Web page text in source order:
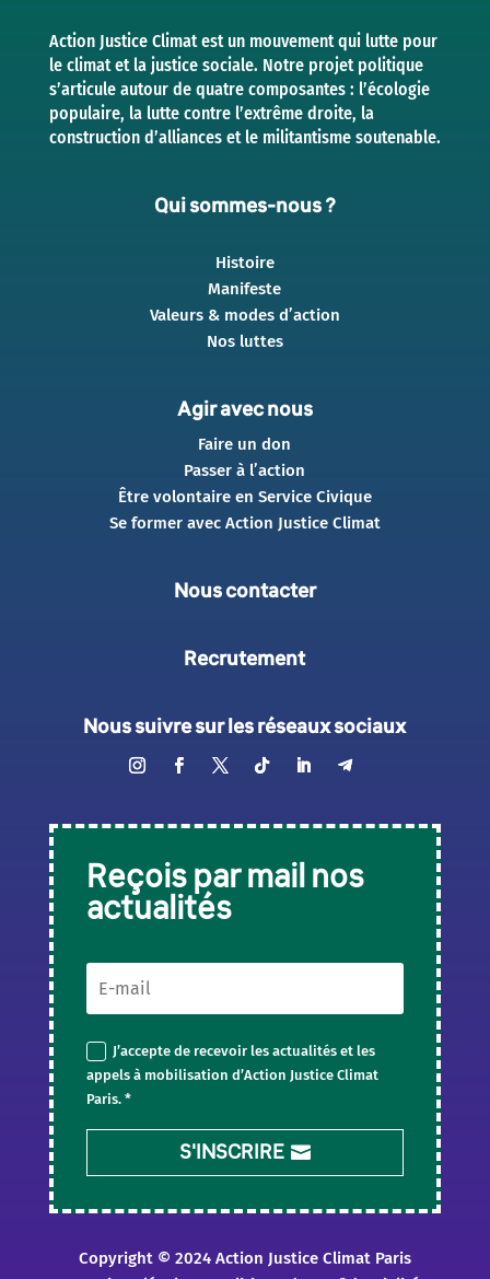
Action Justice Climat est un mouvement qui lutte pour
le climat et la justice sociale. Notre projet politique
s’articule autour de quatre composantes : l’écologie
populaire, la lutte contre l’extrême droite, la
construction d’alliances et le militantisme soutenable.
Qui sommes-nous ?
Histoire
Manifeste
Valeurs & modes d’action
Nos luttes
Agir avec nous
Faire un don
Passer à l’action
Être volontaire en Service Civique
Se former avec Action Justice Climat
Nous contacter
Recrutement
Nous suivre sur les réseaux sociaux
Reçois par mail nos
actualités
J’accepte de recevoir les actualités et les
appels à mobilisation d’Action Justice Climat
Paris. *
S'INSCRIRE
Copyright © 2024 Action Justice Climat Paris